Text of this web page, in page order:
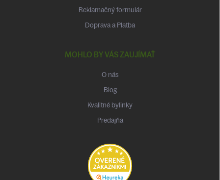
Reklamačný formulár
Doprava a Platba
MOHLO BY VÁS ZAUJÍMAŤ
O nás
Blog
Kvalitné bylinky
Predajňa